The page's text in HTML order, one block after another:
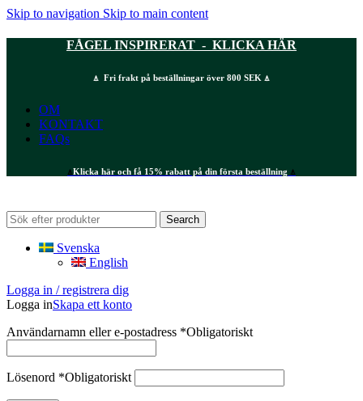
Skip to navigation Skip to main content
FÅGEL INSPIRERAT - KLICKA HÄR
⍋ Fri frakt på beställningar över 800 SEK ⍋
OM
KONTAKT
FAQs
⍋Klicka här och få 15% rabatt på din första beställning ⍋
Search
Svenska
English
Logga in / registrera dig
Logga inSkapa ett konto
Användarnamn eller e-postadress *Obligatoriskt
Lösenord *Obligatoriskt